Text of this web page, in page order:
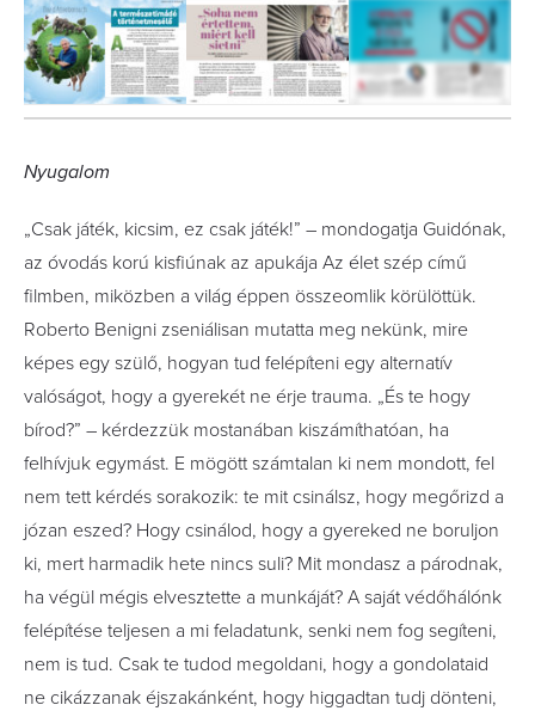
Nyugalom
„Csak játék, kicsim, ez csak játék!” – mondogatja Guidónak,
az óvodás korú kisfiúnak az apukája Az élet szép című
filmben, miközben a világ éppen összeomlik körülöttük.
Roberto Benigni zseniálisan mutatta meg nekünk, mire
képes egy szülő, hogyan tud felépíteni egy alternatív
valóságot, hogy a gyerekét ne érje trauma. „És te hogy
bírod?” – kérdezzük mostanában kiszámíthatóan, ha
felhívjuk egymást. E mögött számtalan ki nem mondott, fel
nem tett kérdés sorakozik: te mit csinálsz, hogy megőrizd a
józan eszed? Hogy csinálod, hogy a gyereked ne boruljon
ki, mert harmadik hete nincs suli? Mit mondasz a párodnak,
ha végül mégis elvesztette a munkáját? A saját védőhálónk
felépítése teljesen a mi feladatunk, senki nem fog segíteni,
nem is tud. Csak te tudod megoldani, hogy a gondolataid
ne cikázzanak éjszakánként, hogy higgadtan tudj dönteni,